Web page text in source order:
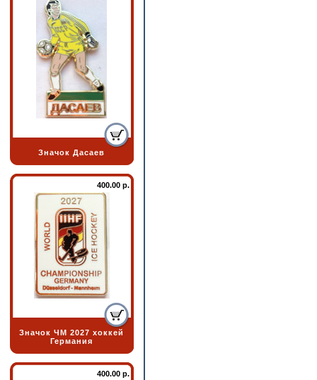
Значок Дасаев
400.00 р.
Значок ЧМ 2027 хоккей
Германия
400.00 р.